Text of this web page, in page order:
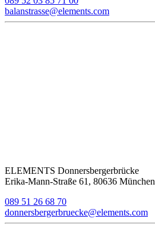
balanstrasse@elements.com
ELEMENTS Donnersbergerbrücke
Erika-Mann-Straße 61, 80636 München
089 51 26 68 70
donnersbergerbruecke@elements.com